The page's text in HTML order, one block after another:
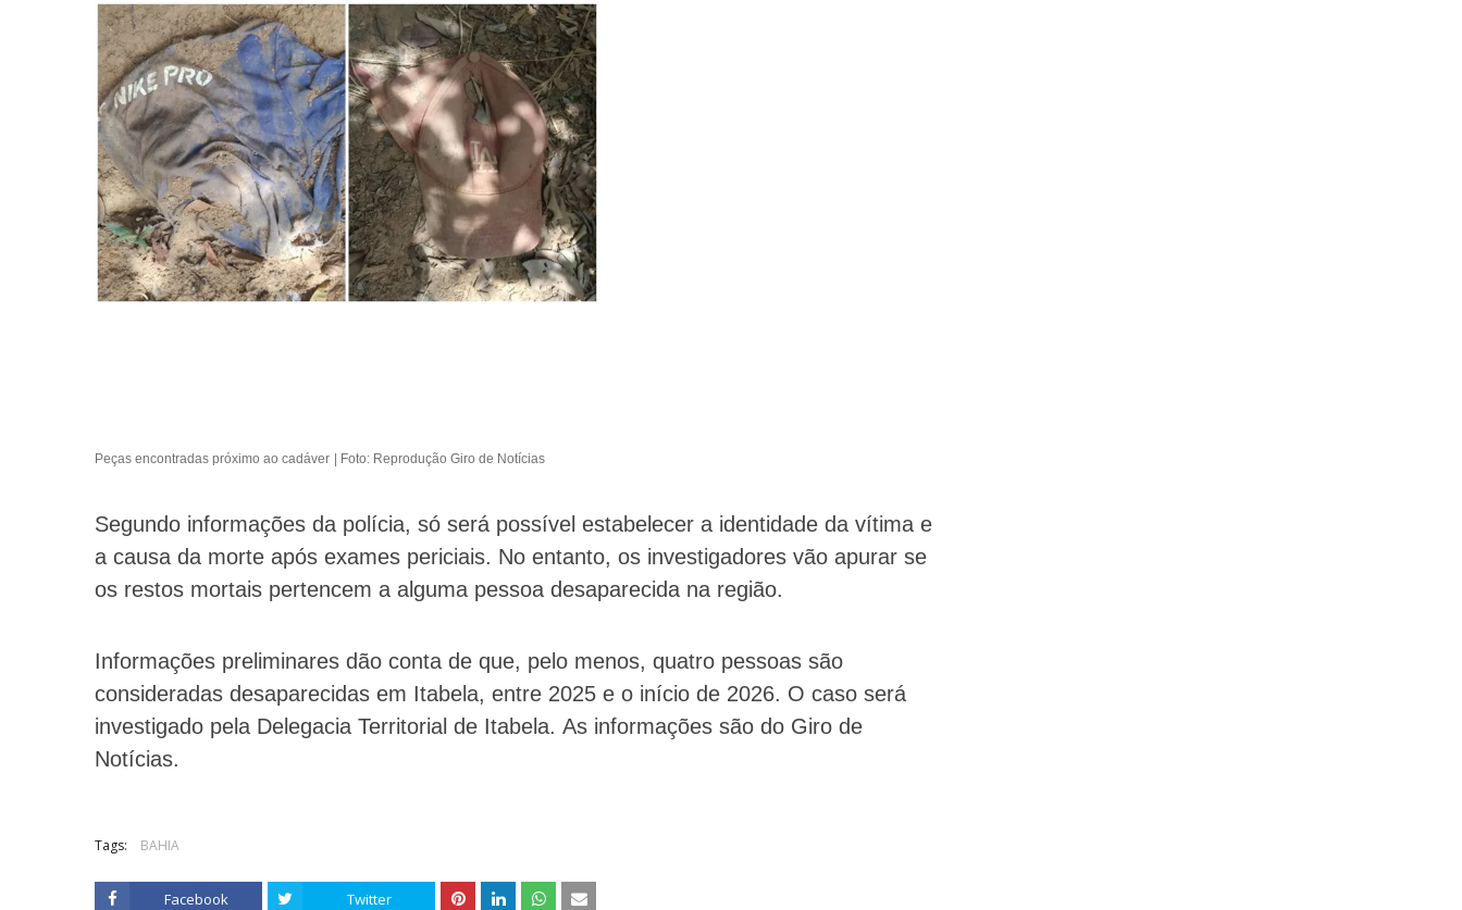
Peças encontradas próximo ao cadáver | Foto: Reprodução Giro de Notícias
Segundo informações da polícia, só será possível estabelecer a identidade da vítima e
a causa da morte após exames periciais. No entanto, os investigadores vão apurar se
os restos mortais pertencem a alguma pessoa desaparecida na região.
Informações preliminares dão conta de que, pelo menos, quatro pessoas são
consideradas desaparecidas em Itabela, entre 2025 e o início de 2026. O caso será
investigado pela Delegacia Territorial de Itabela. As informações são do Giro de
Notícias.
Tags: BAHIA
Facebook Twitter